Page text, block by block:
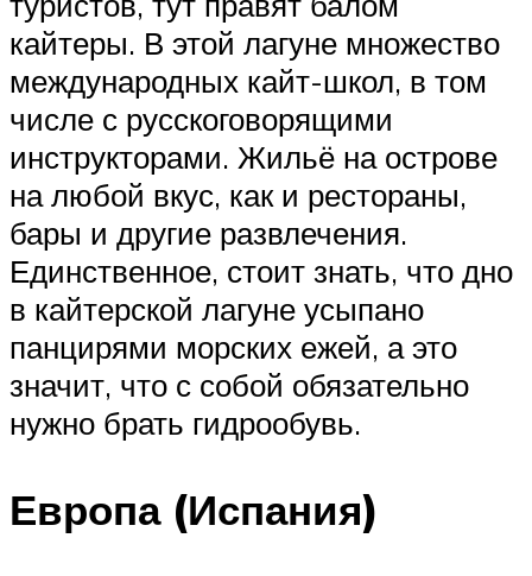
кайтеры. В этой лагуне множество
международных кайт-школ, в том
числе с русскоговорящими
инструкторами. Жильё на острове
на любой вкус, как и рестораны,
бары и другие развлечения.
Единственное, стоит знать, что дно
в кайтерской лагуне усыпано
панцирями морских ежей, а это
значит, что с собой обязательно
нужно брать гидрообувь.
Европа (Испания)